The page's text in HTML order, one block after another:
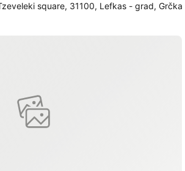
square, 31100, Lefkas - grad, Grčka